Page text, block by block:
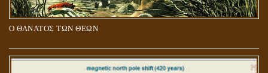
Ο ΘΑΝΑΤΟΣ ΤΩΝ ΘΕΩΝ